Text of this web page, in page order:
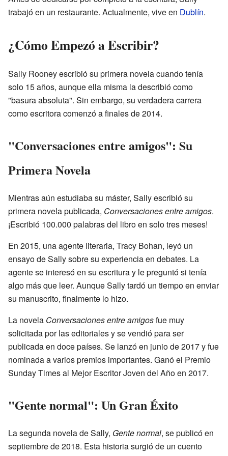
trabajó en un restaurante. Actualmente, vive en Dublín.
¿Cómo Empezó a Escribir?
Sally Rooney escribió su primera novela cuando tenía
solo 15 años, aunque ella misma la describió como
"basura absoluta". Sin embargo, su verdadera carrera
como escritora comenzó a finales de 2014.
"Conversaciones entre amigos": Su
Primera Novela
Mientras aún estudiaba su máster, Sally escribió su
primera novela publicada, Conversaciones entre amigos.
¡Escribió 100.000 palabras del libro en solo tres meses!
En 2015, una agente literaria, Tracy Bohan, leyó un
ensayo de Sally sobre su experiencia en debates. La
agente se interesó en su escritura y le preguntó si tenía
algo más que leer. Aunque Sally tardó un tiempo en enviar
su manuscrito, finalmente lo hizo.
La novela Conversaciones entre amigosfue muy
solicitada por las editoriales y se vendió para ser
publicada en doce países. Se lanzó en junio de 2017 y fue
nominada a varios premios importantes. Ganó el Premio
Sunday Times al Mejor Escritor Joven del Año en 2017.
"Gente normal": Un Gran Éxito
La segunda novela de Sally, Gente normal, se publicó en
septiembre de 2018. Esta historia surgió de un cuento